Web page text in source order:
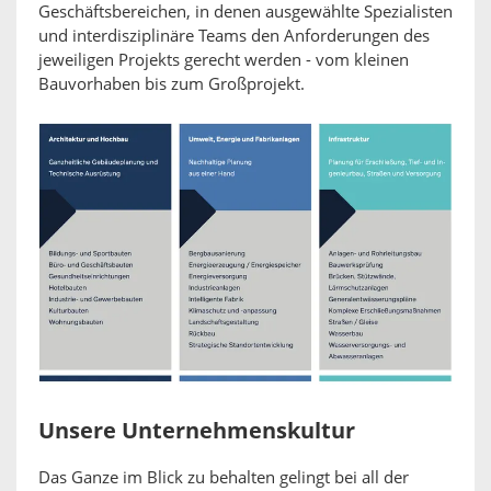
Geschäftsbereichen, in denen ausgewählte Spezialisten
und interdisziplinäre Teams den Anforderungen des
jeweiligen Projekts gerecht werden - vom kleinen
Bauvorhaben bis zum Großprojekt.
Unsere Unternehmenskultur
Das Ganze im Blick zu behalten gelingt bei all der